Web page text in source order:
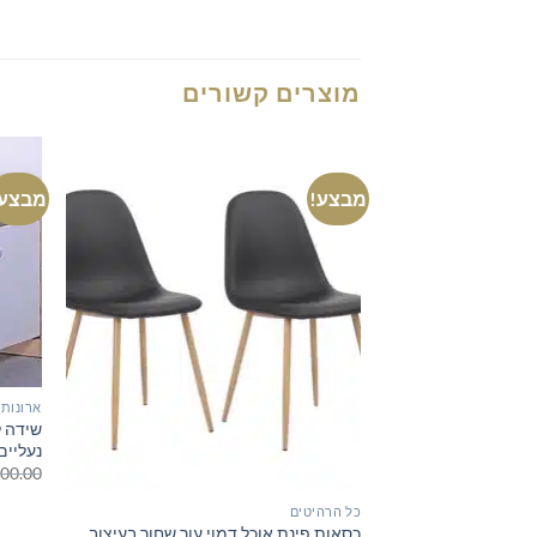
מוצרים קשורים
מבצע!
כל הרהיטים
כסאות פינת אוכל דמוי עור שחור בעיצוב
ארונות
שידה